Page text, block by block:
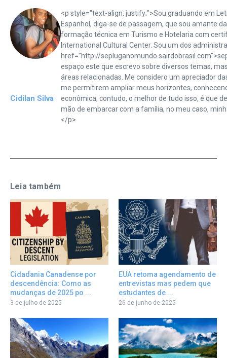
Cidilan Silva
<p style="text-align: justify;">Sou graduando em
Espanhol, diga-se de passagem, que sou amante
formação técnica em Turismo e Hotelaria com
International Cultural Center. Sou um dos
href="http://
espaço este que escrevo sobre diversos temas,
áreas relacionadas. Me considero um apreciador
me permitirem ampliar meus horizontes,
econômica, contudo, o melhor de tudo isso, é que
mão de embarcar com a família, no meu caso,
</p>
Leia também
Cidadania Canadense por
descendência: Como as
mudanças de 2025 po ...
3 de julho de 2025
EUA retoma agendamento de
entrevistas mas pedem que
estudantes de ...
26 de junho de 2025